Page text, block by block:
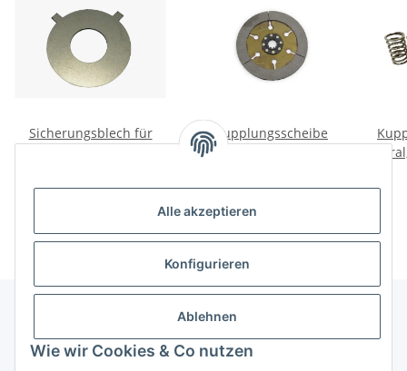
Alle akzeptieren
Konfigurieren
Ablehnen
Wie wir Cookies & Co nutzen
Sicherungsblech für
K750, M72.
Kupplungsscheibe
Verbessert 6,8mm für
Informationen